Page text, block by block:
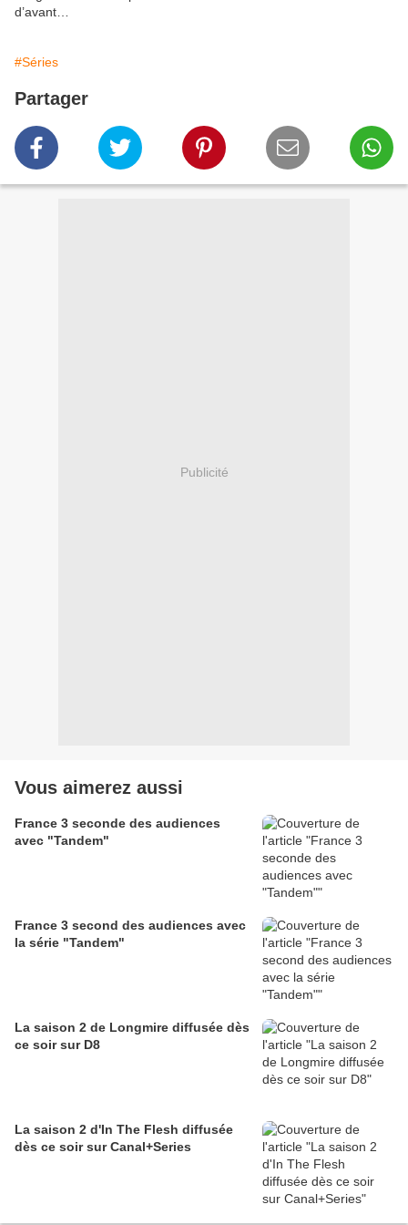
d’avant…
#Séries
Partager
Publicité
Vous aimerez aussi
France 3 seconde des audiences
avec "Tandem"
France 3 second des audiences avec
la série "Tandem"
La saison 2 de Longmire diffusée dès
ce soir sur D8
La saison 2 d'In The Flesh diffusée
dès ce soir sur Canal+Series